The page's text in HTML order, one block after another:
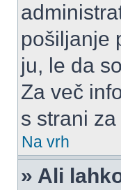
pošiljanje
ju, le da
Za več
s strani
Na vrh
» Ali